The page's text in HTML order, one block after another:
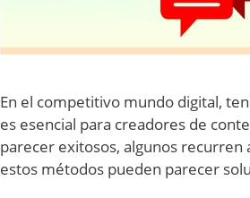
En el competitivo mundo digital,
es esencial para creadores de
parecer exitosos, algunos recurren
estos métodos pueden parecer